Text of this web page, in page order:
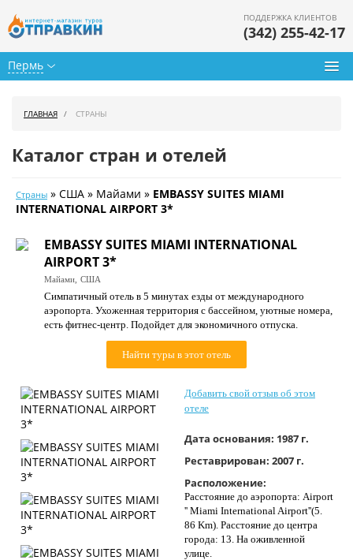
Пермь
ПОДДЕРЖКА КЛИЕНТОВ
(342) 255-42-17
Календарь туров
Цены дня
Страны
Как купить
ГЛАВНАЯ СТРАНЫ
Каталог стран и отелей
Страны » США » Майами » EMBASSY SUITES MIAMI
INTERNATIONAL AIRPORT 3*
EMBASSY SUITES MIAMI INTERNATIONAL
AIRPORT 3*
Майами, США
Симпатичный отель в 5 минутах езды от международного
аэропорта. Ухоженная территория с бассейном, уютные номера,
есть фитнес-центр. Подойдет для экономичного отпуска.
Найти туры в этот отель
Добавить свой отзыв об этом
отеле
Дата основания: 1987 г.
Реставрирован: 2007 г.
Расположение:
Расстояние до аэропорта: Airport
'' Miami International Airport''(5.
86 Km). Расстояние до центра
города: 13. На оживленной
улице.